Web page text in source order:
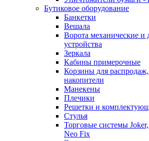
Бутиковое оборудование
Банкетки
Вешала
Ворота механические и
устройства
Зеркала
Кабины примерочные
Корзины для
накопители
Манекены
Плечики
Решетки и
Стулья
Торговые системы
Neo Fix